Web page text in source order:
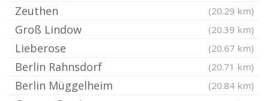
Zeuthen (20.29 km)
Groß Lindow (20.39 km)
Lieberose (20.67 km)
Berlin Rahnsdorf (20.71 km)
Berlin Müggelheim (20.84 km)